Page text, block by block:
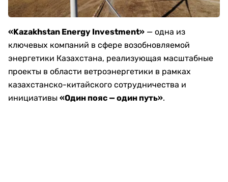
«Kazakhstan Energy Investment» — одна из
ключевых компаний в сфере возобновляемой
энергетики Казахстана, реализующая масштабные
проекты в области ветроэнергетики в рамках
казахстанско-китайского сотрудничества и
инициативы «Один пояс — один путь».